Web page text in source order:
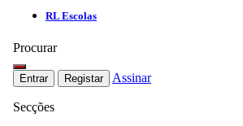
RL Escolas
Procurar
Entrar Registar Assinar
Secções